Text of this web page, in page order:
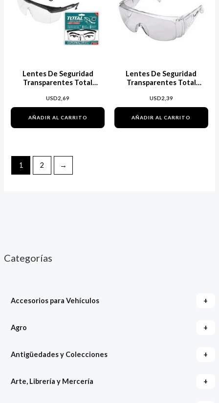
Categorías
Accesorios para Vehículos +
Agro +
Antigüedades y Colecciones +
Arte, Librería y Mercería +
Lentes De Seguridad
Transparentes Total
USD2,69
AÑADIR AL CARRITO
Lentes De Seguridad
Transparentes Total
USD2,39
AÑADIR AL CARRITO
1 2 →